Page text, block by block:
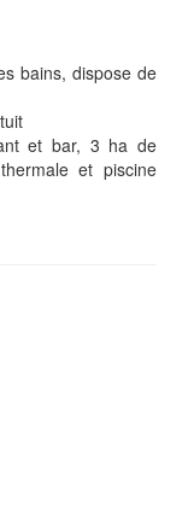
bains, dispose de
et bar, 3 ha de
et piscine